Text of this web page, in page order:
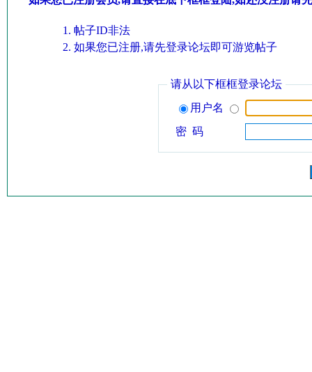
帖子ID非法
如果您已注册,请先登录论坛即可游览帖子
请从以下框框登录论坛
用户名
密 码